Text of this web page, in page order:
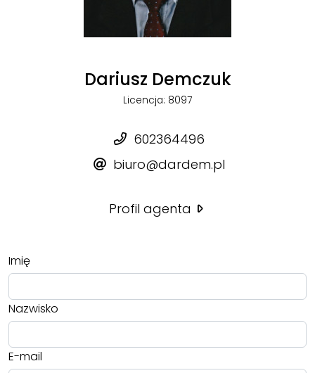
Dariusz Demczuk
Licencja: 8097
602364496
biuro@dardem.pl
Profil agenta
Imię
Nazwisko
E-mail